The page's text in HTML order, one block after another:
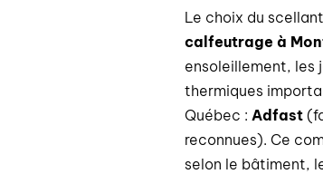
Le choix du
calfeutrage à
ensoleillement, les
thermiques
Québec : Adfast
reconnues). Ce
selon le bâtiment,